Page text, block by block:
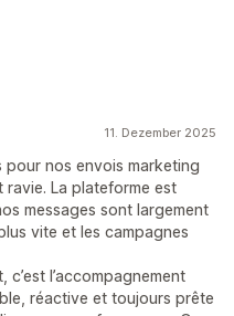
11. Dezember 2025
pour nos envois marketing
ravie. La plateforme est
messages sont largement
vite et les campagnes
c’est l’accompagnement
réactive et toujours prête